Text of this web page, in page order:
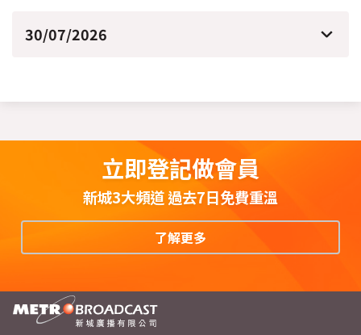
30/07/2026
立即登記做會員
新城3大頻道 過去7日免費重溫
了解更多